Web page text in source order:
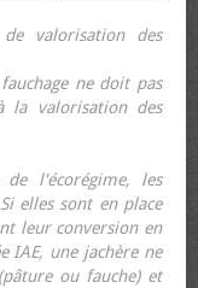
valorisation des
ne doit pas
la valorisation des
l'écorégime, les
elles sont en place
leur conversion en
IAE, une jachère ne
ou fauche) et